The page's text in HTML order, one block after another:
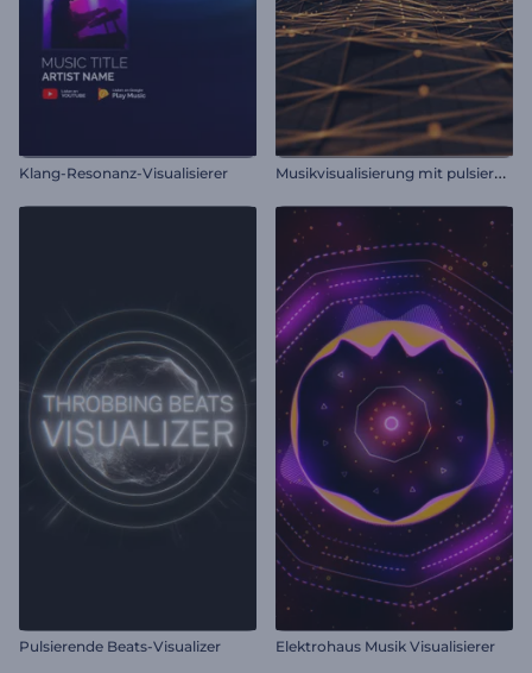
Klang-Resonanz-Visualisierer M
usikvisualisierung mit pulsierendem Gitternetz
Pulsierende Beats-Visualizer Elektrohaus Musik Visualisierer